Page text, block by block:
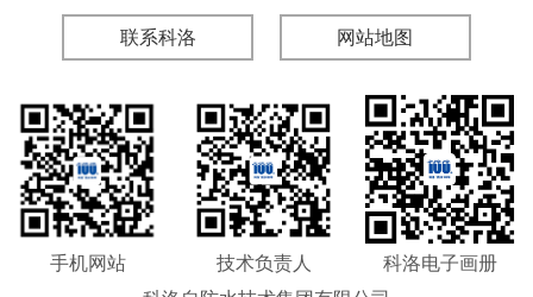
联系科洛 网站地图
手机网站 技术负责人
科洛电子画册